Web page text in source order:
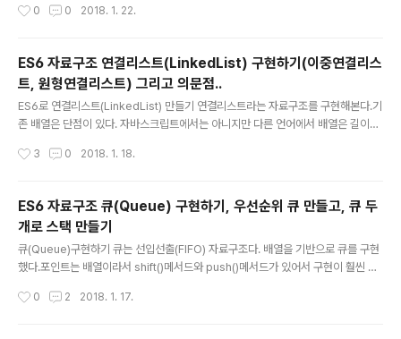
머릿속에 집어넣는 것이고, 딱 한 번만 따라 쳐보면 이해가
수 없다.따라서 Babel(바벨)을 이용해서 개발은 ES6로 하되 브라우저는 트랜스 파
설정 방법 바벨을 사용하기 전에 node.js의 NPM에 대해서 알아야한다. (패키지 매
니저로 babel-cli등을 설치하기 위함.)1. 프로젝트 디렉토리 생성- mkdir myproj
ect && cd myproject2. package.json 생성- npm init -y // 여기..
0 0 2018. 1. 22.
ES6 자료구조 연결리스트(LinkedList) 구현하기(이중연결리스
트, 원형연결리스트) 그리고 의문점..
ES6로 연결리스트(LinkedList) 만들기 연결리스트라는 자료구조를 구현해본다.기
존 배열은 단점이 있다. 자바스크립트에서는 아니지만 다른 언어에서 배열은 길이를
떨어질 수 있다고 한다.(왜 객체라는 이유로 효율이 떨어지는지는 찾아보았는데 잘
따라서 처리속도가 빠른 것을 원한다면 배열 대신 연결리스트를 사용하면 조금더 성
능이 좋아질 때가 있다. 하지만 임의의 접근(index를 통한 접근)을 지원하지 않으므
로 접근이 잦은 경우에는 배열을 쓰는 것이 좋다.연결리스트는 어떤 object를 갖는
Node를 담고 있고 연결이라는 단어 그대로 next..
3 0 2018. 1. 18.
ES6 자료구조 큐(Queue) 구현하기, 우선순위 큐 만들고, 큐 두
개로 스택 만들기
큐(Queue)구현하기 큐는 선입선출(FIFO) 자료구조다. 배열을 기반으로 큐를 구현
했다.포인트는 배열이라서 shift()메서드와 push()메서드가 있어서 구현이 훨씬 편
72829303132333435363738394041class Queue{ constructor(){ th
0 2 2018. 1. 17.